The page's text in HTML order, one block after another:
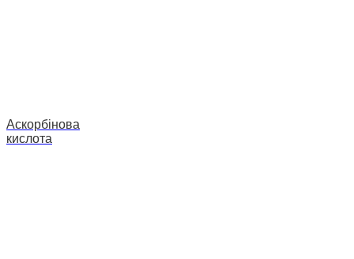
Аскорбінова
кислота